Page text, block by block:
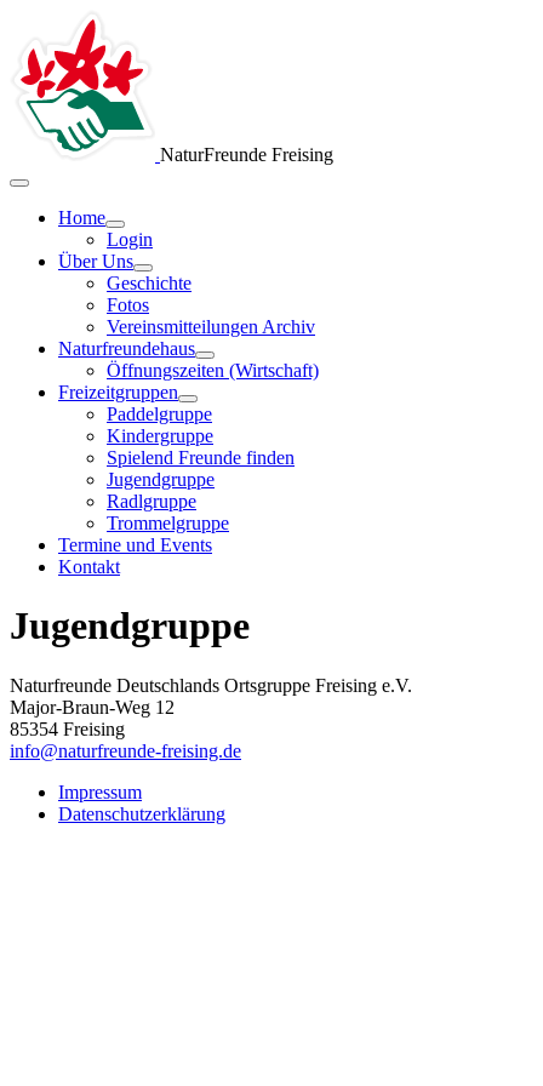
NaturFreunde Freising
Home
Login
Über Uns
Geschichte
Fotos
Vereinsmitteilungen Archiv
Naturfreundehaus
Öffnungszeiten (Wirtschaft)
Freizeitgruppen
Paddelgruppe
Kindergruppe
Spielend Freunde finden
Jugendgruppe
Radlgruppe
Trommelgruppe
Termine und Events
Kontakt
Jugendgruppe
Naturfreunde Deutschlands Ortsgruppe Freising e.V.
Major-Braun-Weg 12
85354 Freising
info@naturfreunde-freising.de
Impressum
Datenschutzerklärung